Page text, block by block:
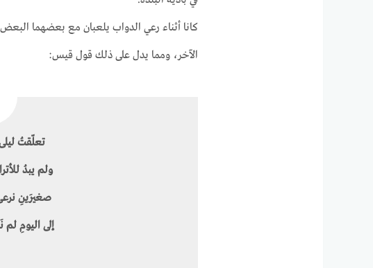
كانا أثناء رعي الدواب يلعبان مع بعضهما
الآخر، ومما يدل على ذلك قول قيس:
تعلّقتُ
ولم يبدُ
صغيرَينِ
إلى اليومِ لم